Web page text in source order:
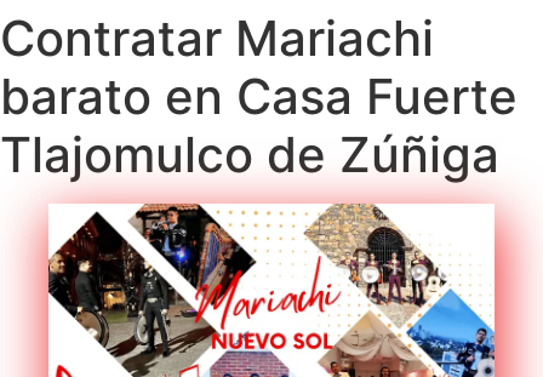
Contratar Mariachi
barato en Casa Fuerte
Tlajomulco de Zúñiga